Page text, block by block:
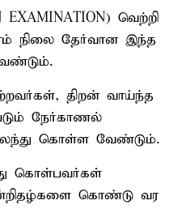
EXAMINATION) வெற்றி
நிலை தேர்வான இந்த
திறன் வாய்ந்த
நேர்காணல்
கலந்து கொள்ள வேண்டும்.
கொள்பவர்கள்
கொண்டு வர